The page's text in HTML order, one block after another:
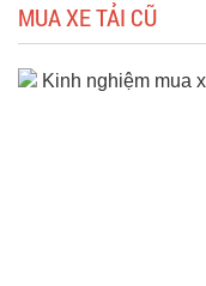
MUA XE TẢI CŨ